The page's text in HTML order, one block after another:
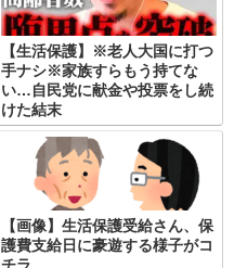
【生活保護】※老人大国に打つ
手ナシ※家族すらもう持てな
い…自民党に献金や投票をし続
けた結末
【画像】生活保護受給さん、保
護費支給日に豪遊する様子がコ
チラ